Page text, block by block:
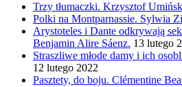
Trzy tłumaczki. Krzysztof
Polki na Montparnassie. Sylwia
Arystoteles i Dante odkrywają
Benjamin Alire Sáenz. 13 lutego
Straszliwe młode damy i ich
12 lutego 2022
Pasztety, do boju. Clémentine